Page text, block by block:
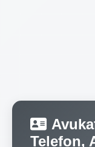
Telefon,